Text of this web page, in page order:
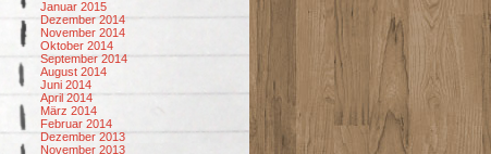
Januar 2015
Dezember 2014
November 2014
Oktober 2014
September 2014
August 2014
Juni 2014
April 2014
März 2014
Februar 2014
Dezember 2013
November 2013